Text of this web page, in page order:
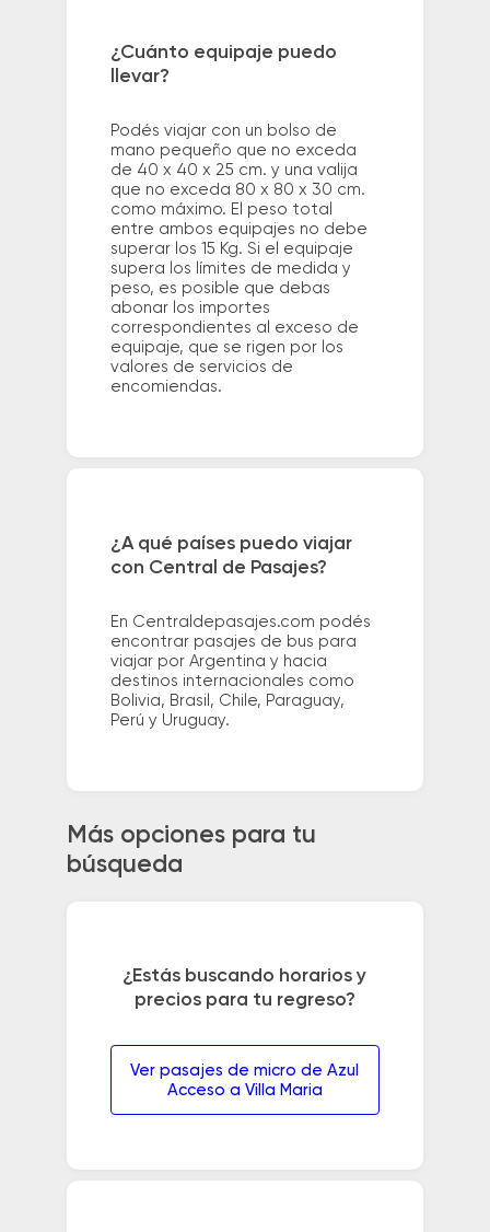
¿Cuánto equipaje puedo
llevar?
Podés viajar con un bolso de
mano pequeño que no exceda
de 40 x 40 x 25 cm. y una valija
que no exceda 80 x 80 x 30 cm.
como máximo. El peso total
entre ambos equipajes no debe
superar los 15 Kg. Si el equipaje
supera los límites de medida y
peso, es posible que debas
abonar los importes
correspondientes al exceso de
equipaje, que se rigen por los
valores de servicios de
encomiendas.
¿A qué países puedo viajar
con Central de Pasajes?
En Centraldepasajes.com podés
encontrar pasajes de bus para
viajar por Argentina y hacia
destinos internacionales como
Bolivia, Brasil, Chile, Paraguay,
Perú y Uruguay.
Más opciones para tu
búsqueda
¿Estás buscando horarios y
precios para tu regreso?
Ver pasajes de micro de Azul
Acceso a Villa Maria